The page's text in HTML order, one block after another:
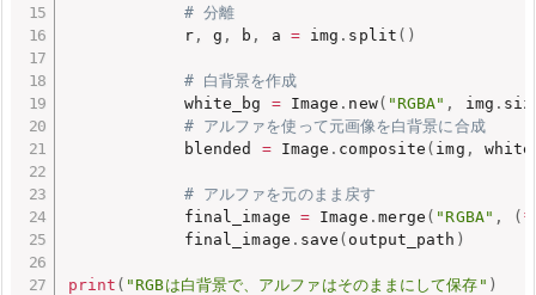
# 分離
            r
, g , b , a = img . split ( )
# 白背景を作成
            white_bg
= Image . new( "RGBA" , img .
# アルファを使って元画像を白背景に合成
            blended
= Image . composite ( img ,
# アルファを元のまま戻す
            final_image
= Image . merge ( "RGBA" , ( *
            final_image
. save ( output_path )
print ( "RGBは白背景で、アルファはそのままにして保存" )